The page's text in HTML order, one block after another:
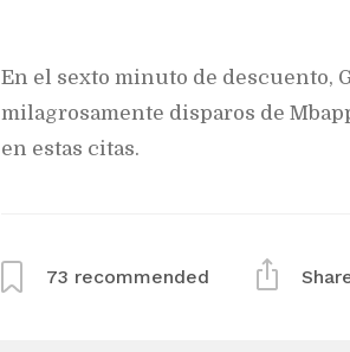
En el sexto minuto de descuento,
milagrosamente disparos de
en estas citas.
73 recommended